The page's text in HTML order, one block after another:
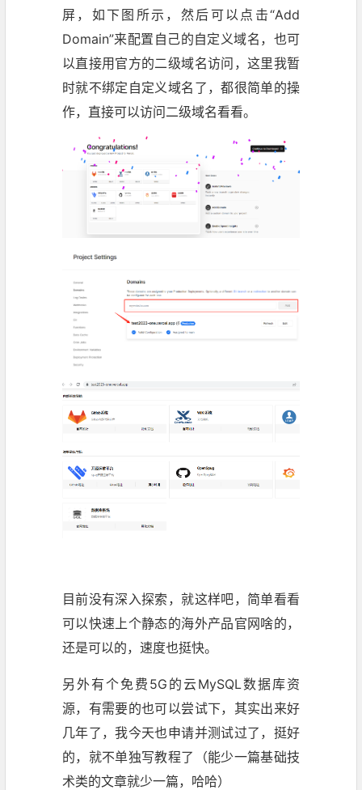
屏，如下图所示，然后可以点击“Add
Domain”来配置自己的自定义域名，也可
以直接用官方的二级域名访问，这里我暂
时就不绑定自定义域名了，都很简单的操
作，直接可以访问二级域名看看。
目前没有深入探索，就这样吧，简单看看
可以快速上个静态的海外产品官网啥的，
还是可以的，速度也挺快。
另外有个免费5G的云MySQL数据库资
源，有需要的也可以尝试下，其实出来好
几年了，我今天也申请并测试过了，挺好
的，就不单独写教程了（能少一篇基础技
术类的文章就少一篇，哈哈）